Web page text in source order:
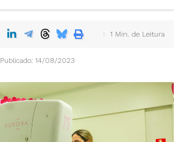
Publicado: 14/08/2023
1 Min. de Leitura